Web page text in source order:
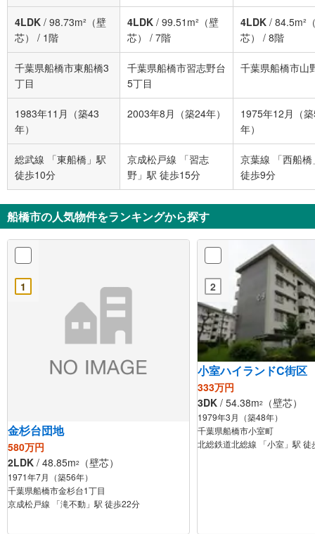
4LDK / 98.73m²（壁
芯）
/ 1階
4LDK / 99.51m²（壁
芯）
/ 7階
4LDK / 84.5m²
芯）
/ 8階
千葉県船橋市東船橋3
丁目
千葉県船橋市習志野台
5丁目
千葉県船橋市山
1983年11月（築43
年）
2003年8月（築24年）
1975年12月（
年）
総武線 「東船橋」駅
徒歩10分
京成松戸線 「習志
野」駅 徒歩15分
京葉線 「西船橋
徒歩9分
船橋市の人気物件をランキングから探す
1
金杉台団地
580万円
2LDK / 48.85m2 （壁芯）
1971年7月（築56年）
千葉県船橋市金杉台1丁目
京成松戸線 「滝不動」駅 徒歩22分
2
小室ハイランドC街区
333万円
3DK / 54.38m2 （壁芯）
1979年3月（築48年）
千葉県船橋市小室町
北総鉄道北総線 「小室」駅 徒